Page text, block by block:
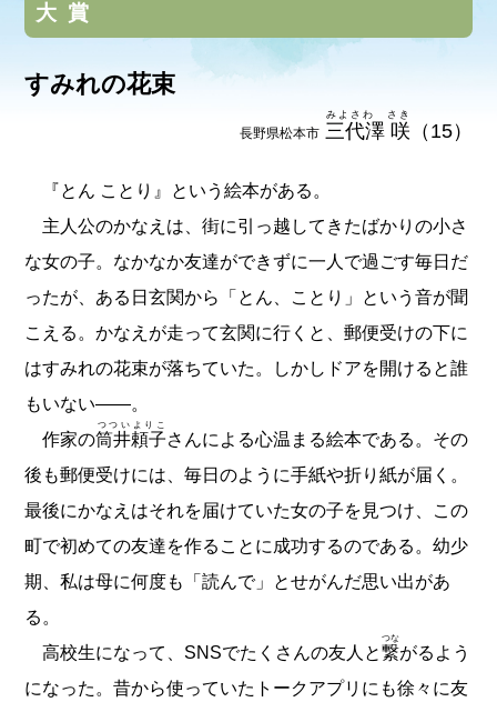
大賞
すみれの花束
長野県松本市 三代澤 咲
みよさわ さき
（15）
『とん ことり』という絵本がある。
主人公のかなえは、街に引っ越してきたばかりの小さ
な女の子。なかなか友達ができずに一人で過ごす毎日だ
ったが、ある日玄関から「とん、ことり」という音が聞
こえる。かなえが走って玄関に行くと、郵便受けの下に
はすみれの花束が落ちていた。しかしドアを開けると誰
もいない――。
作家の筒井頼子
つついよりこ
さんによる心温まる絵本である。その
後も郵便受けには、毎日のように手紙や折り紙が届く。
最後にかなえはそれを届けていた女の子を見つけ、この
町で初めての友達を作ることに成功するのである。幼少
期、私は母に何度も「読んで」とせがんだ思い出があ
る。
高校生になって、SNSでたくさんの友人と繋
つな
がるよう
になった。昔から使っていたトークアプリにも徐々に友